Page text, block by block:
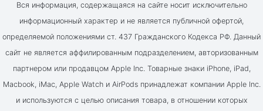
Вся информация, содержащаяся на сайте носит исключительно
информационный характер и не является публичной офертой,
определяемой положениями ст. 437 Гражданского Кодекса РФ. Данный
сайт не является аффилированным подразделением, авторизованным
партнером или продавцом Apple Inc. Товарные знаки iPhone, iPad,
Macbook, iMac, Apple Watch и AirPods принадлежат компании Apple Inc.
и используются с целью описания товара, в отношении которых